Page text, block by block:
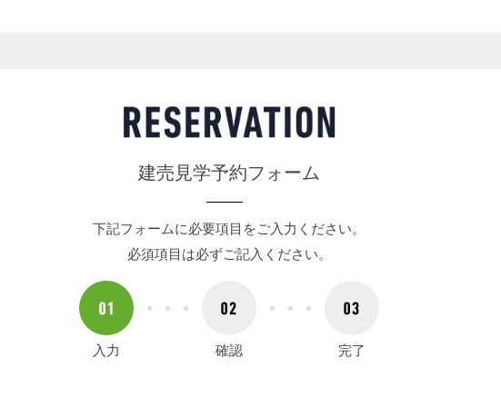
建売見学予約フォーム
下記フォームに必要項目をご入力ください。
必須項目は必ずご記入ください。
入力 確認 完了